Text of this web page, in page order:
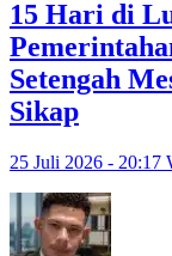
15 Hari di
Setengah
Sikap
25 Juli 2026 - 20:17